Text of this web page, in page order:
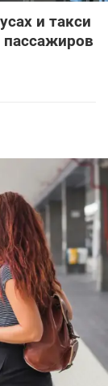
и такси
пассажиров